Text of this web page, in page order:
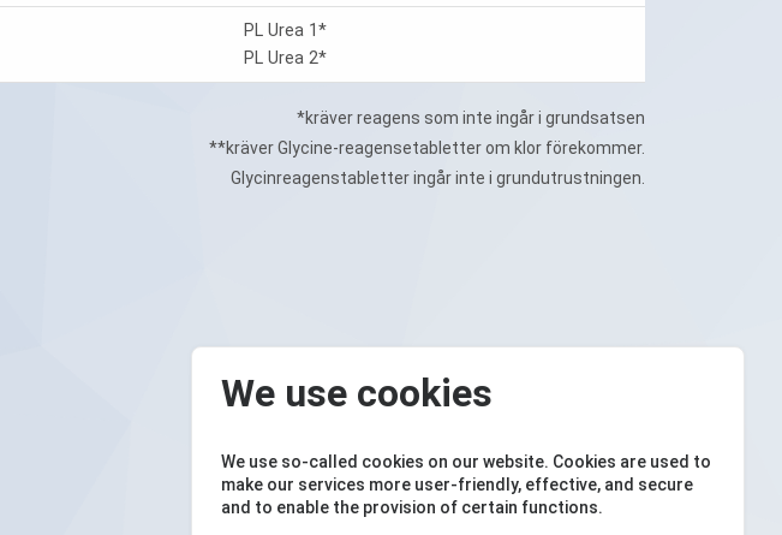
We use cookies
We use so-called cookies on our website. Cookies are used to
make our services more user-friendly, effective, and secure
and to enable the provision of certain functions.
PL Urea 1*
PL Urea 2*
*kräver reagens som inte ingår i grundsatsen
**kräver Glycine-reagensetabletter om klor förekommer.
Glycinreagenstabletter ingår inte i grundutrustningen.